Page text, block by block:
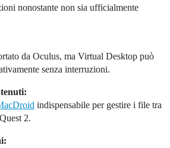
nonostante non sia ufficialmente
da Oculus, ma Virtual Desktop può
senza interruzioni.
indispensabile per gestire i file tra
2.